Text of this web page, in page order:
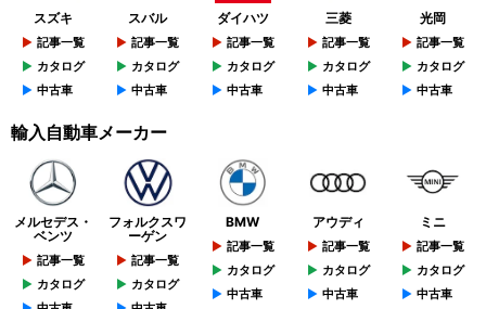
スズキ
記事一覧
カタログ
中古車
スバル
記事一覧
カタログ
中古車
ダイハツ
記事一覧
カタログ
中古車
三菱
記事一覧
カタログ
中古車
光岡
記事一覧
カタログ
中古車
輸入自動車メーカー
メルセデス・
ベンツ
記事一覧
カタログ
フォルクスワ
ーゲン
記事一覧
カタログ
BMW
記事一覧
カタログ
中古車
アウディ
記事一覧
カタログ
中古車
ミニ
記事一覧
カタログ
中古車